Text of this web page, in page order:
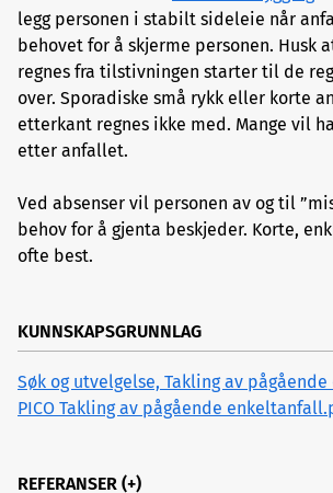
legg personen i stabilt sideleie når
behovet for å skjerme personen. Husk
regnes fra tilstivningen starter til de
over. Sporadiske små rykk eller korte
etterkant regnes ikke med. Mange vil
etter anfallet.
Ved absenser vil personen av og til
behov for å gjenta beskjeder. Korte,
ofte best.
KUNNSKAPSGRUNNLAG
Søk og utvelgelse, Takling av
PICO Takling av pågående
REFERANSER